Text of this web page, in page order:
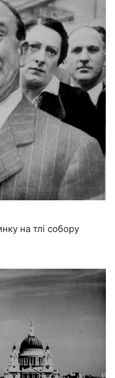
на тлі собору